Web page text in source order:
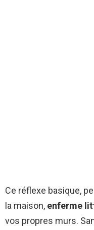
Ce réflexe basique,
la maison, enferme
vos propres murs.